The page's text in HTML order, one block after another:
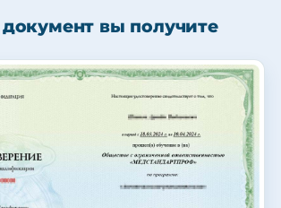
вы получите